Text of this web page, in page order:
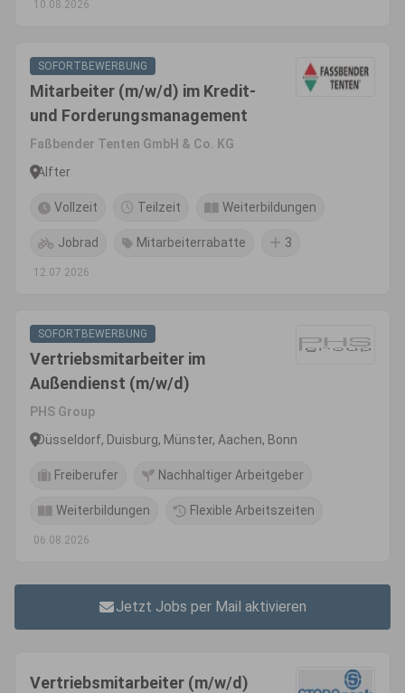
10.08.2026
SOFORTBEWERBUNG
Mitarbeiter (m/w/d) im Kredit-
und Forderungsmanagement
Faßbender Tenten GmbH & Co. KG
Alfter
Vollzeit Teilzeit Weiterbildungen
Jobrad Mitarbeiterrabatte 3
12.07.2026
SOFORTBEWERBUNG
Vertriebsmitarbeiter im
Außendienst (m/w/d)
PHS Group
Düsseldorf, Duisburg, Münster, Aachen, Bonn
Freiberufer Nachhaltiger Arbeitgeber
Weiterbildungen Flexible Arbeitszeiten
06.08.2026
Jetzt Jobs per Mail aktivieren
Vertriebsmitarbeiter (m/w/d)